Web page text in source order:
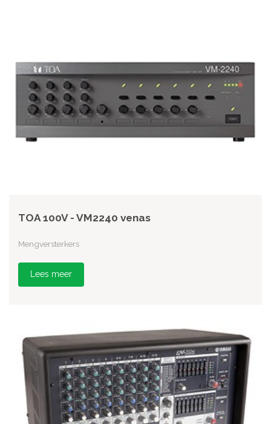
TOA 100V - VM2240 venas
Mengversterkers
Lees meer